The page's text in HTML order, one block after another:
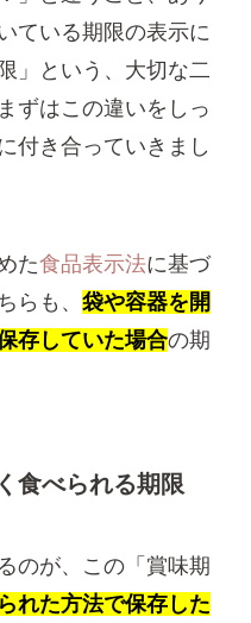
ている期限の表示に
」という、大切な二
ずはこの違いをしっ
付き合っていきまし
た食品表示法に基づ
らも、 袋や容器を開
存していた場合の期
食べられる期限
のが、この「賞味期
れた方法で保存した